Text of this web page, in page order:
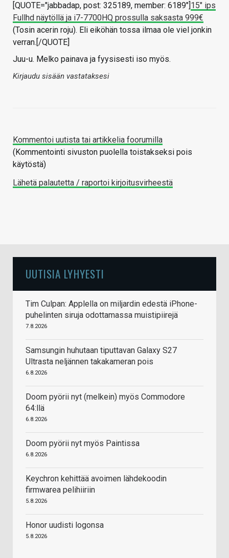
[QUOTE="jabbadap, post: 325189, member: 6189"]15" ips
Fullhd näytöllä ja i7-7700HQ prossulla saksasta 999€
(Tosin acerin roju). Eli eiköhän tossa ilmaa ole viel jonkin
verran.[/QUOTE]
Juu-u. Melko painava ja fyysisesti iso myös.
Kirjaudu sisään vastataksesi
Kommentoi uutista tai artikkelia foorumilla
(Kommentointi sivuston puolella toistakseksi pois
käytöstä)
Lähetä palautetta / raportoi kirjoitusvirheestä
UUTISIA LYHYESTI
Tim Culpan: Applella on miljardin edestä iPhone-
puhelinten siruja odottamassa muistipiirejä
7.8.2026
Samsungin huhutaan tiputtavan Galaxy S27
Ultrasta neljännen takakameran pois
6.8.2026
Doom pyörii nyt (melkein) myös Commodore
64:llä
6.8.2026
Doom pyörii nyt myös Paintissa
6.8.2026
Keychron kehittää avoimen lähdekoodin
firmwarea pelihiiriin
5.8.2026
Honor uudisti logonsa
5.8.2026